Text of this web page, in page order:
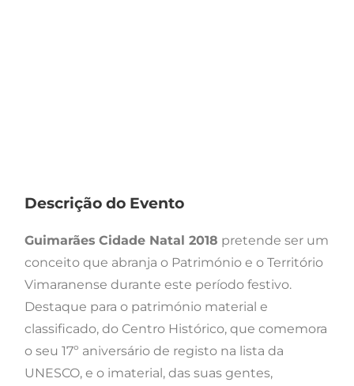
Descrição do Evento
Guimarães Cidade Natal 2018 pretende ser um
conceito que abranja o Património e o Território
Vimaranense durante este período festivo.
Destaque para o património material e
classificado, do Centro Histórico, que comemora
o seu 17º aniversário de registo na lista da
UNESCO, e o imaterial, das suas gentes,